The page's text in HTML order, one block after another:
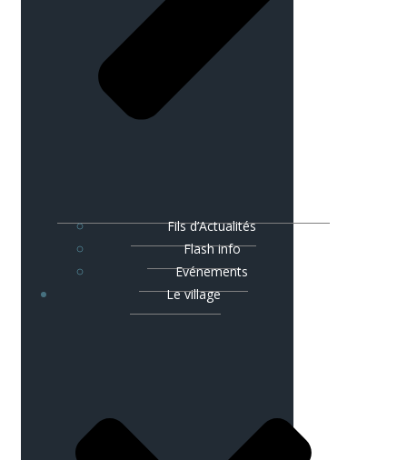
Fils d’Actualités
Flash info
Evénements
Le village